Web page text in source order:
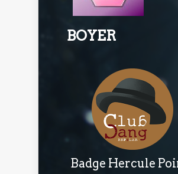
BOYER
Badge Hercule